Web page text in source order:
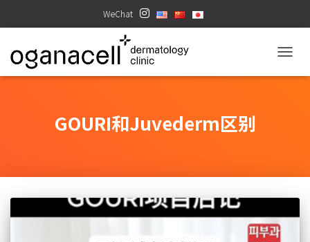
WeChat
GOURI和Juvederm区别